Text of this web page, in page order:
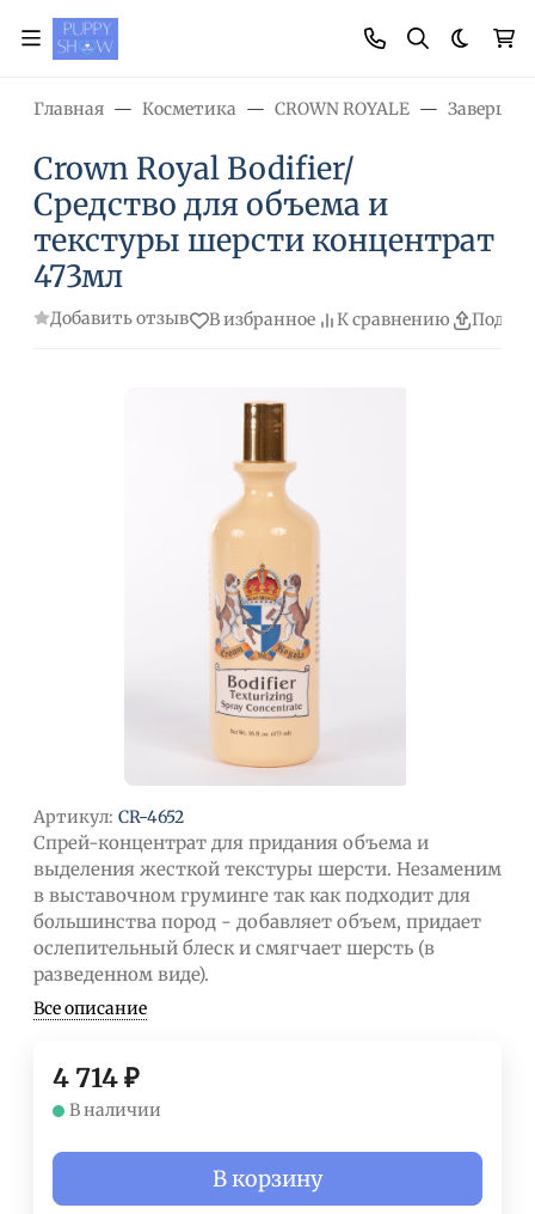
Главная Косметика CROWN ROYALE
Crown Royal Bodifier/
Средство для объема и
текстуры шерсти концентрат
473мл
Добавить отзыв В избранное К сравнению
Артикул: CR-4652
Спрей-концентрат для придания объема и
выделения жесткой текстуры шерсти. Незаменим
в выставочном груминге так как подходит для
большинства пород - добавляет объем, придает
ослепительный блеск и смягчает шерсть (в
разведенном виде).
Все описание
4 714₽
В наличии
В корзину